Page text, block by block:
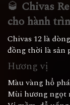
🥃 Chivas
cho hành
Chivas 12 là
đồng thời là sản
Hương vị
Màu vàng hổ
Mùi hương ngọt